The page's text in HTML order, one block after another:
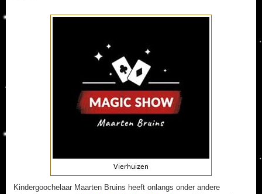
Kindergoochelaar Maarten Bruins heeft onlangs onder andere